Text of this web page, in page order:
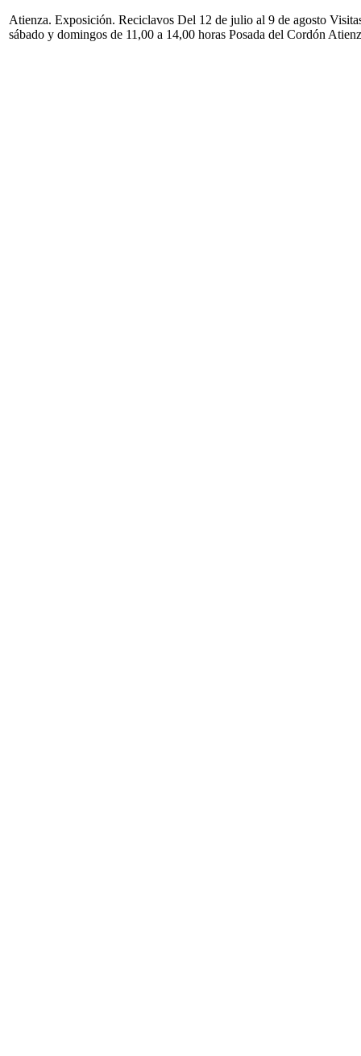
Atienza. Exposición. Reciclavos Del 12 de julio al 9 de agosto
sábado y domingos de 11,00 a 14,00 horas Posada del Cordón